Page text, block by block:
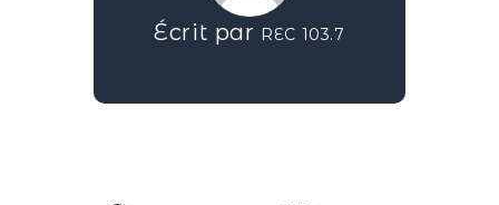
Écrit par REC 103.7